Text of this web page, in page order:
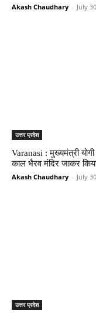
Akash Chaudhary - July
उत्तर प्रदेश
Varanasi : मुख्यमंत्री
काल भैरव मंदिर जाकर
Akash Chaudhary - July
उत्तर प्रदेश